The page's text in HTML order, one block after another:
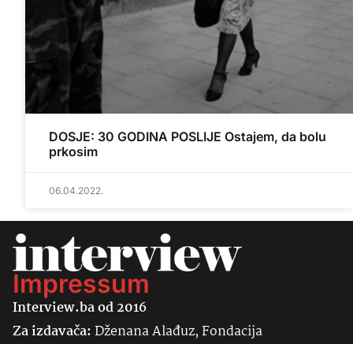
DOSJE: 30 GODINA POSLIJE Ostajem, da bolu
prkosim
06.04.2022.
Impressum
Interview.ba od 2016
Za izdavača:Dženana Alađuz, Fondacija